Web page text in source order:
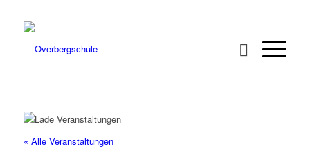
« Alle Veranstaltungen